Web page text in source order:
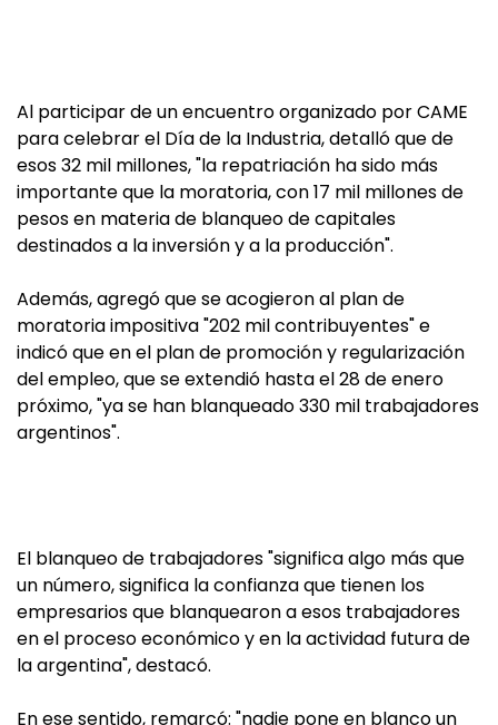
Al participar de un encuentro organizado por CAME
para celebrar el Día de la Industria, detalló que de
esos 32 mil millones, "la repatriación ha sido más
importante que la moratoria, con 17 mil millones de
pesos en materia de blanqueo de capitales
destinados a la inversión y a la producción".
Además, agregó que se acogieron al plan de
moratoria impositiva "202 mil contribuyentes" e
indicó que en el plan de promoción y regularización
del empleo, que se extendió hasta el 28 de enero
próximo, "ya se han blanqueado 330 mil trabajadores
argentinos".
El blanqueo de trabajadores "significa algo más que
un número, significa la confianza que tienen los
empresarios que blanquearon a esos trabajadores
en el proceso económico y en la actividad futura de
la argentina", destacó.
En ese sentido, remarcó: "nadie pone en blanco un